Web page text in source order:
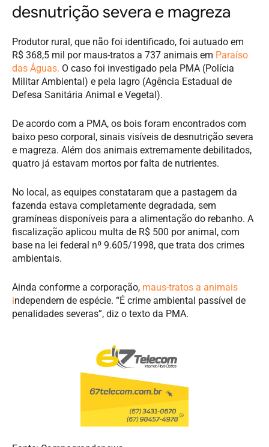
desnutrição severa e magreza
Produtor rural, que não foi identificado, foi autuado em
R$ 368,5 mil por maus-tratos a 737 animais em Paraíso
das Águas. O caso foi investigado pela PMA (Polícia
Militar Ambiental) e pela Iagro (Agência Estadual de
Defesa Sanitária Animal e Vegetal).
De acordo com a PMA, os bois foram encontrados com
baixo peso corporal, sinais visíveis de desnutrição severa
e magreza. Além dos animais extremamente debilitados,
quatro já estavam mortos por falta de nutrientes.
No local, as equipes constataram que a pastagem da
fazenda estava completamente degradada, sem
gramíneas disponíveis para a alimentação do rebanho. A
fiscalização aplicou multa de R$ 500 por animal, com
base na lei federal nº 9.605/1998, que trata dos crimes
ambientais.
Ainda conforme a corporação, maus-tratos a animais
independem de espécie. “É crime ambiental passível de
penalidades severas”, diz o texto da PMA.